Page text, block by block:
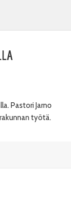
Pastori Jarno
työtä.